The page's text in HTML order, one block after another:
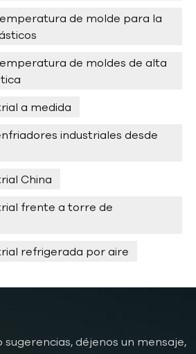
de molde para la
de moldes de alta
a medida
industriales desde
China
frente a torre de
refrigerada por aire
déjenos un mensaje,